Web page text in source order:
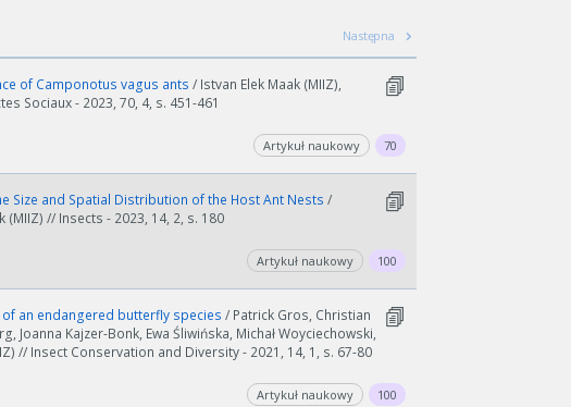
Następna
of Camponotus vagus ants / Istvan Elek Maak (MIIZ),
Sociaux - 2023, 70, 4, s. 451-461
Artykuł naukowy 70
Size and Spatial Distribution of the Host Ant Nests /
// Insects - 2023, 14, 2, s. 180
Artykuł naukowy 100
an endangered butterfly species / Patrick Gros, Christian
Kajzer-Bonk, Ewa Śliwińska, Michał Woyciechowski,
// Insect Conservation and Diversity - 2021, 14, 1, s. 67-80
Artykuł naukowy 100